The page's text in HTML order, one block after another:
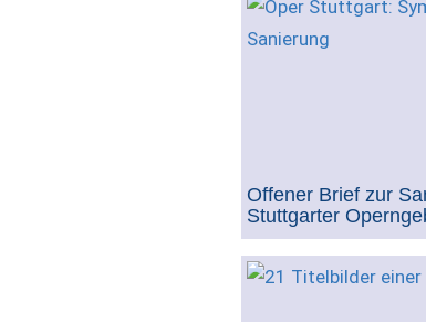
Offener Brief zur
Stuttgarter